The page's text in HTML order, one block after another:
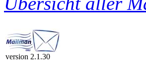
version 2.1.30